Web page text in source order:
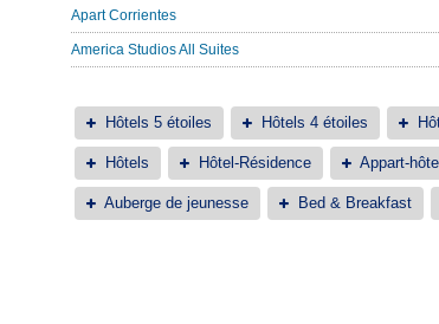
Apart Corrientes
America Studios All Suites
Hôtels 5 étoiles Hôtels 4 étoiles
Hôtels Hôtel-Résidence Appart-
Auberge de jeunesse Bed & Breakfast